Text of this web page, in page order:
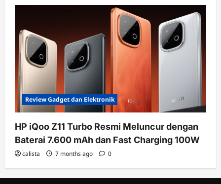
Review Gadget dan Elektronik
HP iQoo Z11 Turbo Resmi Meluncur dengan
Baterai 7.600 mAh dan Fast Charging 100W
calista 7 months ago 0